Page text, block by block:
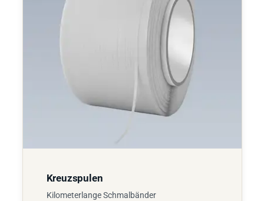
Kreuzspulen
Kilometerlange Schmalbänder